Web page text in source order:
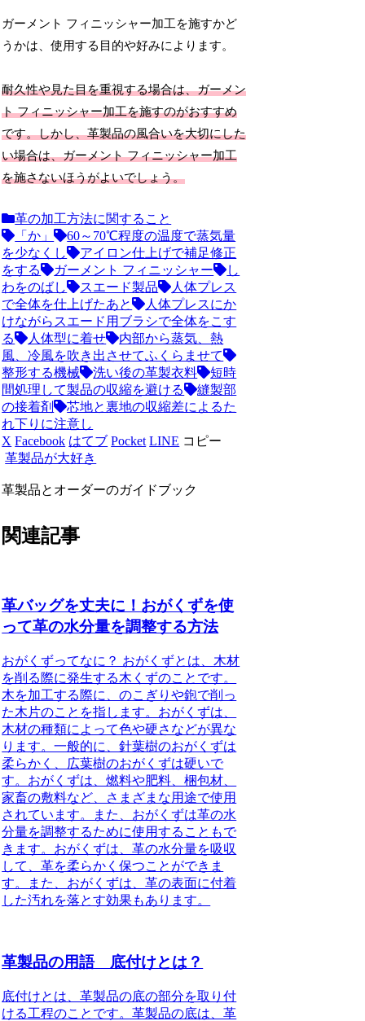
ガーメント フィニッシャー加工を施すかど
うかは、使用する目的や好みによります。
耐久性や見た目を重視する場合は、ガーメン
ト フィニッシャー加工を施すのがおすすめ
です。しかし、革製品の風合いを大切にした
い場合は、ガーメント フィニッシャー加工
を施さないほうがよいでしょう。
革の加工方法に関すること
「か」
60～70℃程度の温度で蒸気量
を少なくし
アイロン仕上げで補足修正
をする
ガーメント フィニッシャー
し
わをのばし
スエード製品
人体プレス
で全体を仕上げたあと
人体プレスにか
けながらスエード用ブラシで全体をこす
る
人体型に着せ
内部から蒸気、熱
風、冷風を吹き出させてふくらませて
整形する機械
洗い後の革製衣料
短時
間処理して製品の収縮を避ける
縫製部
の接着剤
芯地と裏地の収縮差によるた
れ下りに注意し
X Facebook はてブ Pocket LINE コピー
革製品が大好き
革製品とオーダーのガイドブック
関連記事
革バッグを丈夫に！おがくずを使
って革の水分量を調整する方法
おがくずってなに？ おがくずとは、木材
を削る際に発生する木くずのことです。
木を加工する際に、のこぎりや鉋で削っ
た木片のことを指します。おがくずは、
木材の種類によって色や硬さなどが異な
ります。一般的に、針葉樹のおがくずは
柔らかく、広葉樹のおがくずは硬いで
す。おがくずは、燃料や肥料、梱包材、
家畜の敷料など、さまざまな用途で使用
されています。また、おがくずは革の水
分量を調整するために使用することもで
きます。おがくずは、革の水分量を吸収
して、革を柔らかく保つことができま
す。また、おがくずは、革の表面に付着
した汚れを落とす効果もあります。
革製品の用語 底付けとは？
底付けとは、革製品の底の部分を取り付
ける工程のことです。革製品の底は、革